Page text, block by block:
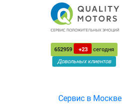
652959 +23
сегодня
Довольных клиентов
Сервис в Москве